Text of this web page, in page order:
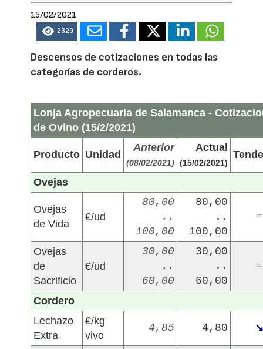
15/02/2021
2329
Descensos de cotizaciones en todas las
categorías de corderos.
Lonja Agropecuaria de Salamanca -
de Ovino (15/2/2021)
Producto Unidad
Anterior
(08/02/2021)
Actual
(15/02/2021)
Ovejas
Ovejas
de Vida
€/ud
80,00
..
100,00
80,00
..
100,00
=
Ovejas
de
Sacrificio
€/ud
30,00
..
60,00
30,00
..
60,00
=
Cordero
Lechazo
Extra
€/kg
vivo
4,85 4,80 ↘